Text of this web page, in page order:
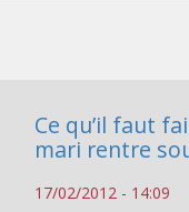
Ce qu’il faut
mari rentre
17/02/2012 - 14:09